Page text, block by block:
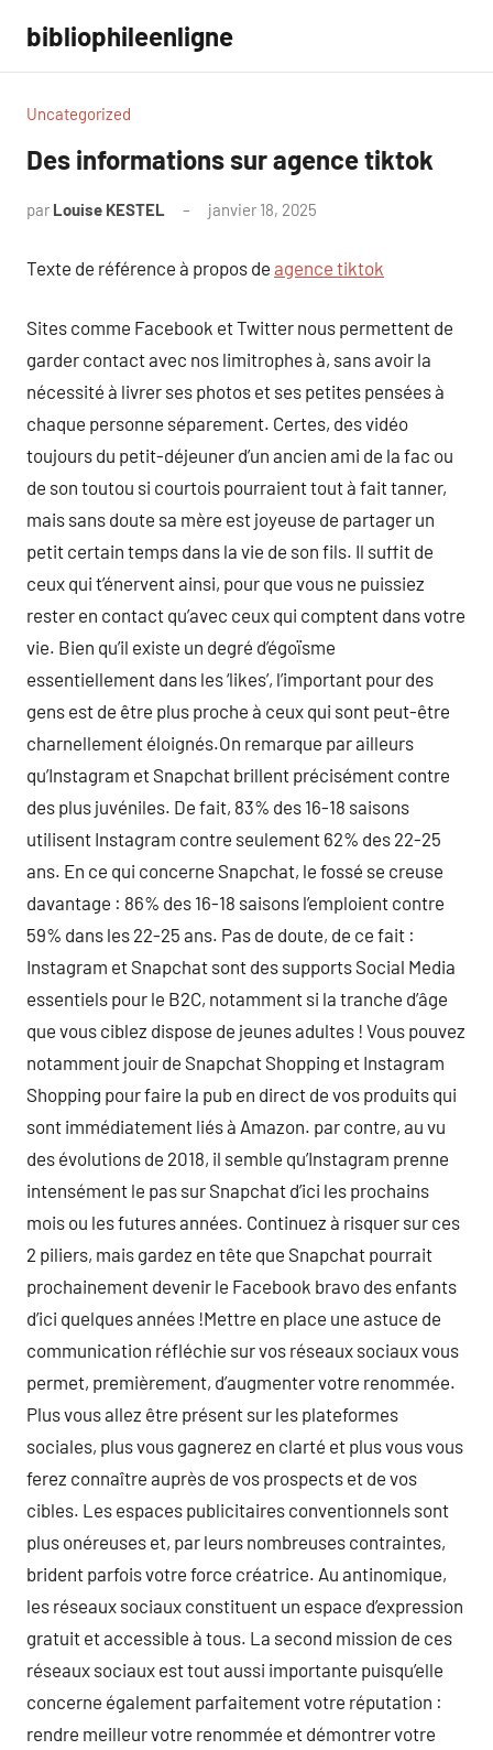
contenu
bibliophileenligne
Uncategorized
Des informations sur agence tiktok
par Louise KESTEL janvier 18, 2025
Texte de référence à propos de agence tiktok
Sites comme Facebook et Twitter nous permettent de
garder contact avec nos limitrophes à, sans avoir la
nécessité à livrer ses photos et ses petites pensées à
chaque personne séparement. Certes, des vidéo
toujours du petit-déjeuner d’un ancien ami de la fac ou
de son toutou si courtois pourraient tout à fait tanner,
mais sans doute sa mère est joyeuse de partager un
petit certain temps dans la vie de son fils. Il suffit de
ceux qui t’énervent ainsi, pour que vous ne puissiez
rester en contact qu’avec ceux qui comptent dans votre
vie. Bien qu’il existe un degré d’égoïsme
essentiellement dans les ‘likes’, l’important pour des
gens est de être plus proche à ceux qui sont peut-être
charnellement éloignés.On remarque par ailleurs
qu’Instagram et Snapchat brillent précisément contre
des plus juvéniles. De fait, 83% des 16-18 saisons
utilisent Instagram contre seulement 62% des 22-25
ans. En ce qui concerne Snapchat, le fossé se creuse
davantage : 86% des 16-18 saisons l’emploient contre
59% dans les 22-25 ans. Pas de doute, de ce fait :
Instagram et Snapchat sont des supports Social Media
essentiels pour le B2C, notamment si la tranche d’âge
que vous ciblez dispose de jeunes adultes ! Vous pouvez
notamment jouir de Snapchat Shopping et Instagram
Shopping pour faire la pub en direct de vos produits qui
sont immédiatement liés à Amazon. par contre, au vu
des évolutions de 2018, il semble qu’Instagram prenne
intensément le pas sur Snapchat d’ici les prochains
mois ou les futures années. Continuez à risquer sur ces
2 piliers, mais gardez en tête que Snapchat pourrait
prochainement devenir le Facebook bravo des enfants
d’ici quelques années !Mettre en place une astuce de
communication réfléchie sur vos réseaux sociaux vous
permet, premièrement, d’augmenter votre renommée.
Plus vous allez être présent sur les plateformes
sociales, plus vous gagnerez en clarté et plus vous vous
ferez connaître auprès de vos prospects et de vos
cibles. Les espaces publicitaires conventionnels sont
plus onéreuses et, par leurs nombreuses contraintes,
brident parfois votre force créatrice. Au antinomique,
les réseaux sociaux constituent un espace d’expression
gratuit et accessible à tous. La second mission de ces
réseaux sociaux est tout aussi importante puisqu’elle
concerne également parfaitement votre réputation :
rendre meilleur votre renommée et démontrer votre